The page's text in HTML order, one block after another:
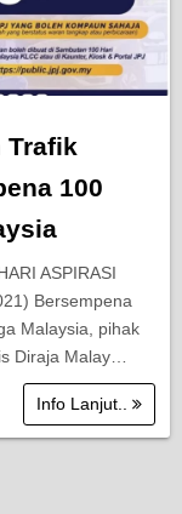
Trafik
100
ASPIRASI
Bersempena
Malaysia, pihak
Diraja Malay…
Info Lanjut..